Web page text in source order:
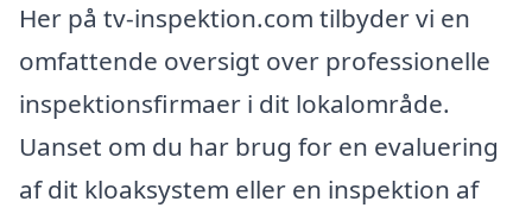
Her på tv-inspektion.com tilbyder vi en
omfattende oversigt over professionelle
inspektionsfirmaer i dit lokalområde.
Uanset om du har brug for en evaluering
af dit kloaksystem eller en inspektion af